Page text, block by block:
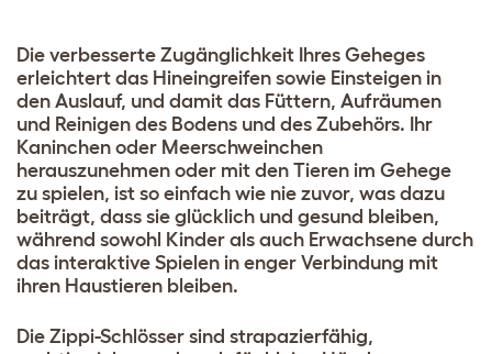
Die verbesserte Zugänglichkeit Ihres Geheges
erleichtert das Hineingreifen sowie Einsteigen in
den Auslauf, und damit das Füttern, Aufräumen
und Reinigen des Bodens und des Zubehörs. Ihr
Kaninchen oder Meerschweinchen
herauszunehmen oder mit den Tieren im Gehege
zu spielen, ist so einfach wie nie zuvor, was dazu
beiträgt, dass sie glücklich und gesund bleiben,
während sowohl Kinder als auch Erwachsene durch
das interaktive Spielen in enger Verbindung mit
ihren Haustieren bleiben.
Die Zippi-Schlösser sind strapazierfähig,